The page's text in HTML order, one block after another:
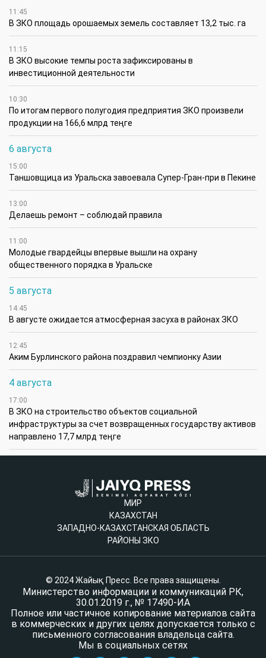
11:45
В ЗКО площадь орошаемых земель составляет 13,2 тыс. га
11:15
В ЗКО высокие темпы роста зафиксированы в
инвестиционной деятельности
10:30
По итогам первого полугодия предприятия ЗКО произвели
продукции на 166,6 млрд теңге
6 августа
15:00
Таншовщица из Уральска завоевала Супер-Гран-при в Пекине
13:00
Делаешь ремонт – соблюдай правила
11:00
Молодые гвардейцы впервые вышли на охрану
общественного порядка в Уральске
5 августа
14:45
В августе ожидается атмосферная засуха в районах ЗКО
12:45
Аким Бурлинского района поздравил чемпионку Азии
4 августа
17:00
В ЗКО на строительство объектов социальной
инфраструктуры за счет возвращенных государству активов
направлено 17,7 млрд теңге
МИР
КАЗАХСТАН
ЗАПАДНО-КАЗАХСТАНСКАЯ ОБЛАСТЬ
РАЙОНЫ ЗКО
© 2024 Жайық Пресс. Все права защищены.
Министерство информации и коммуникаций РК,
30.01.2019 г., № 17490-ИА
Полное или частичное копирование материалов сайта
в коммерческих и других целях допускается только с
письменного согласования владельца сайта.
Мы в социальных сетях